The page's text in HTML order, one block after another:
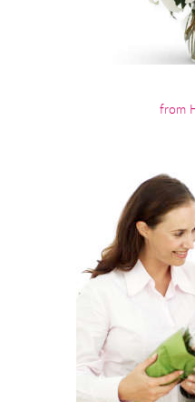
from